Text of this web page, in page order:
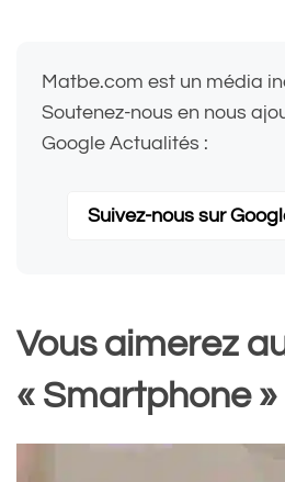
Matbe.com est un média
Soutenez-nous en nous
Google Actualités :
Suivez-nous sur
Vous aimerez
« Smartphone »